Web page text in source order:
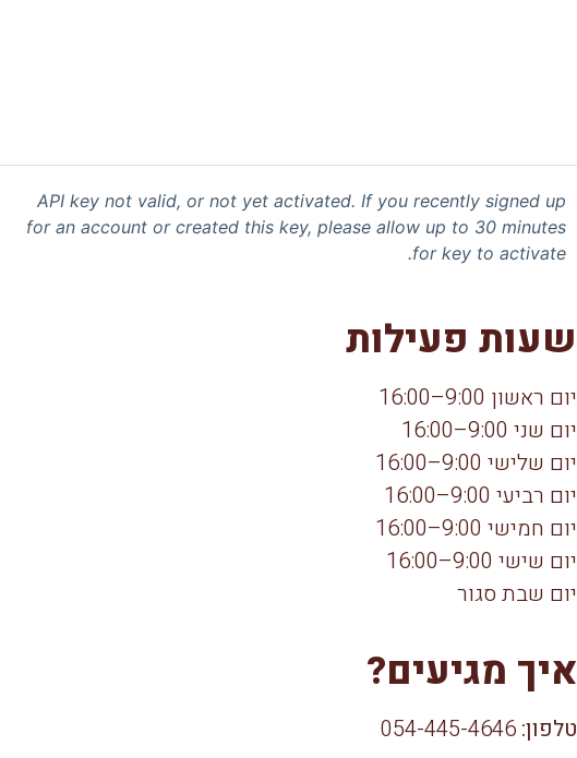
API key not valid, or not yet activated. If you recently signed up
for an account or created this key, please allow up to 30 minutes
for key to activate.
שעות פעילות
יום ראשון 9:00–16:00
יום שני 9:00–16:00
יום שלישי 9:00–16:00
יום רביעי 9:00–16:00
יום חמישי 9:00–16:00
יום שישי 9:00–16:00
יום שבת סגור
איך מגיעים?
טלפון: 054-445-4646